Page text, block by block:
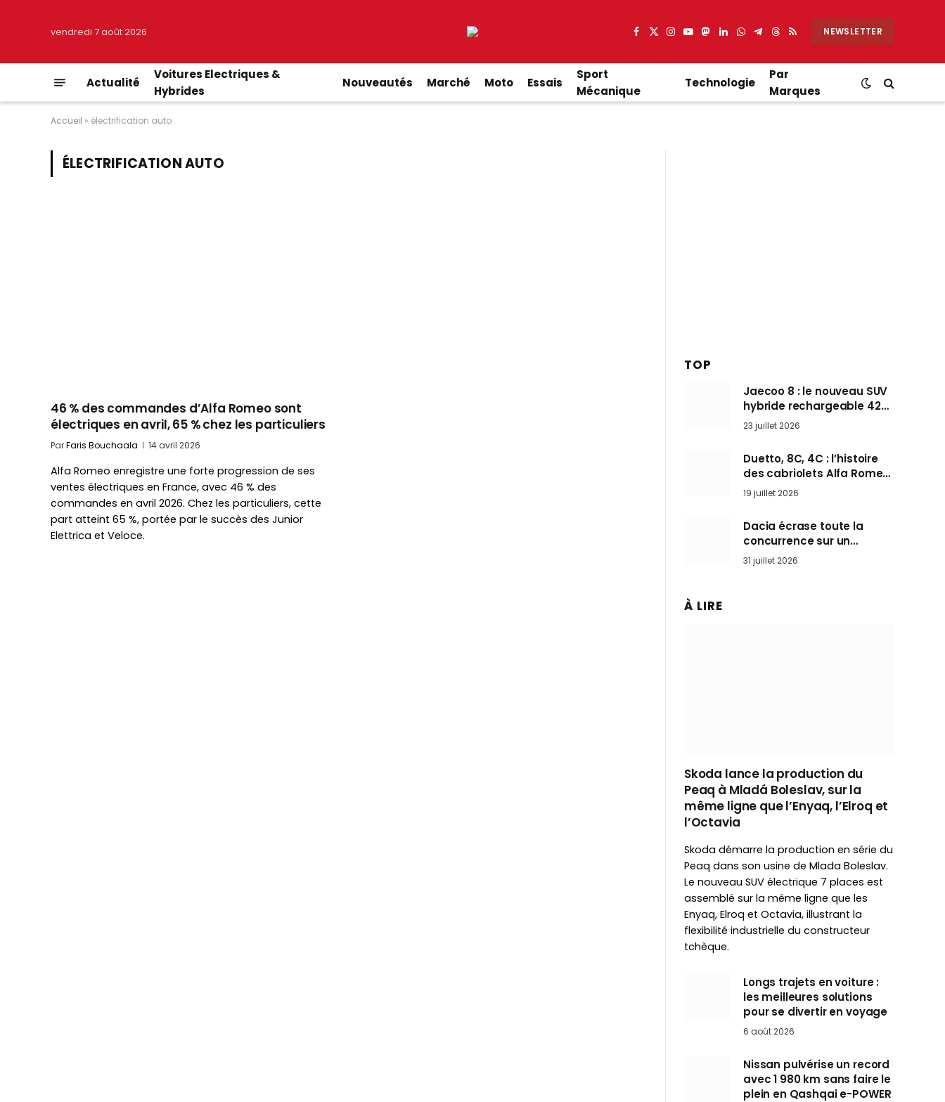
vendredi 7 août 2026 Facebook
X
Instagram
YouTube
Mastodon
LinkedIn
WhatsApp
Partager
Telegram
Threads
RSS NEWSLETTER
Actualité
Voitures Electriques &
Hybrides
Nouveautés Marché Moto Essais
Sport
Mécanique
Technologie
Par
Marques
Accueil » électrification auto
ÉLECTRIFICATION AUTO
46 % des commandes d’Alfa Romeo sont
électriques en avril, 65 % chez les particuliers
ParFaris Bouchaala 14 avril 2026
Alfa Romeo enregistre une forte progression de ses
ventes électriques en France, avec 46 % des
commandes en avril 2026. Chez les particuliers, cette
part atteint 65 %, portée par le succès des Junior
Elettrica et Veloce.
TOP
Jaecoo 8 : le nouveau SUV
hybride rechargeable 428
ch qui vise l’Audi Q7 arrive
en Europe cet automne
23 juillet 2026
Duetto, 8C, 4C : l’histoire
des cabriolets Alfa Romeo,
ces Spider qui ont défini
l’art de rouler cheveux au
vent
19 juillet 2026
Dacia écrase toute la
concurrence sur un
marché où personne ne
l’attendait
31 juillet 2026
À LIRE
Skoda lance la production du
Peaq à Mladá Boleslav, sur la
même ligne que l’Enyaq, l’Elroq et
l’Octavia
Skoda démarre la production en série du
Peaq dans son usine de Mlada Boleslav.
Le nouveau SUV électrique 7 places est
assemblé sur la même ligne que les
Enyaq, Elroq et Octavia, illustrant la
flexibilité industrielle du constructeur
tchèque.
Longs trajets en voiture :
les meilleures solutions
pour se divertir en voyage
6 août 2026
Nissan pulvérise un record
avec 1 980 km sans faire le
plein en Qashqai e-POWER